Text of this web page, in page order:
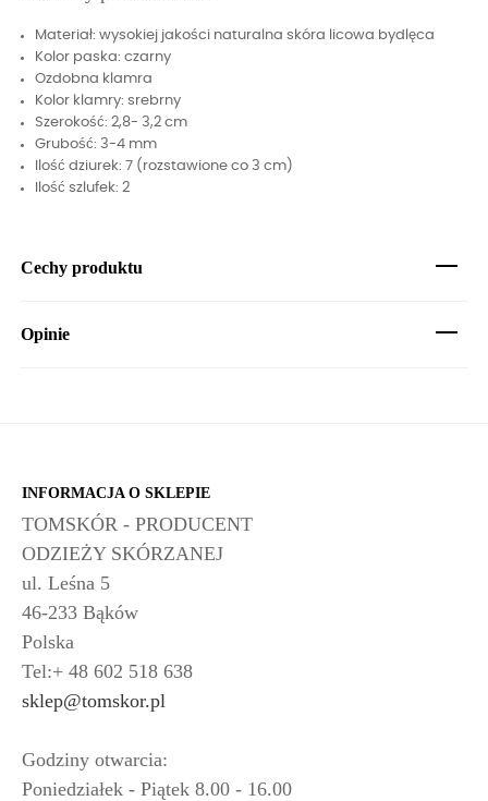
Materiał: wysokiej jakości naturalna skóra licowa bydlęca
Kolor paska: czarny
Ozdobna klamra
Kolor klamry: srebrny
Szerokość: 2,8- 3,2 cm
Grubość: 3-4 mm
Ilość dziurek: 7 (rozstawione co 3 cm)
Ilość szlufek: 2
Cechy produktu
Opinie
INFORMACJA O SKLEPIE
TOMSKÓR - PRODUCENT
ODZIEŻY SKÓRZANEJ
ul. Leśna 5
46-233 Bąków
Polska
Tel:+ 48 602 518 638
sklep@tomskor.pl
Godziny otwarcia:
Poniedziałek - Piątek 8.00 - 16.00